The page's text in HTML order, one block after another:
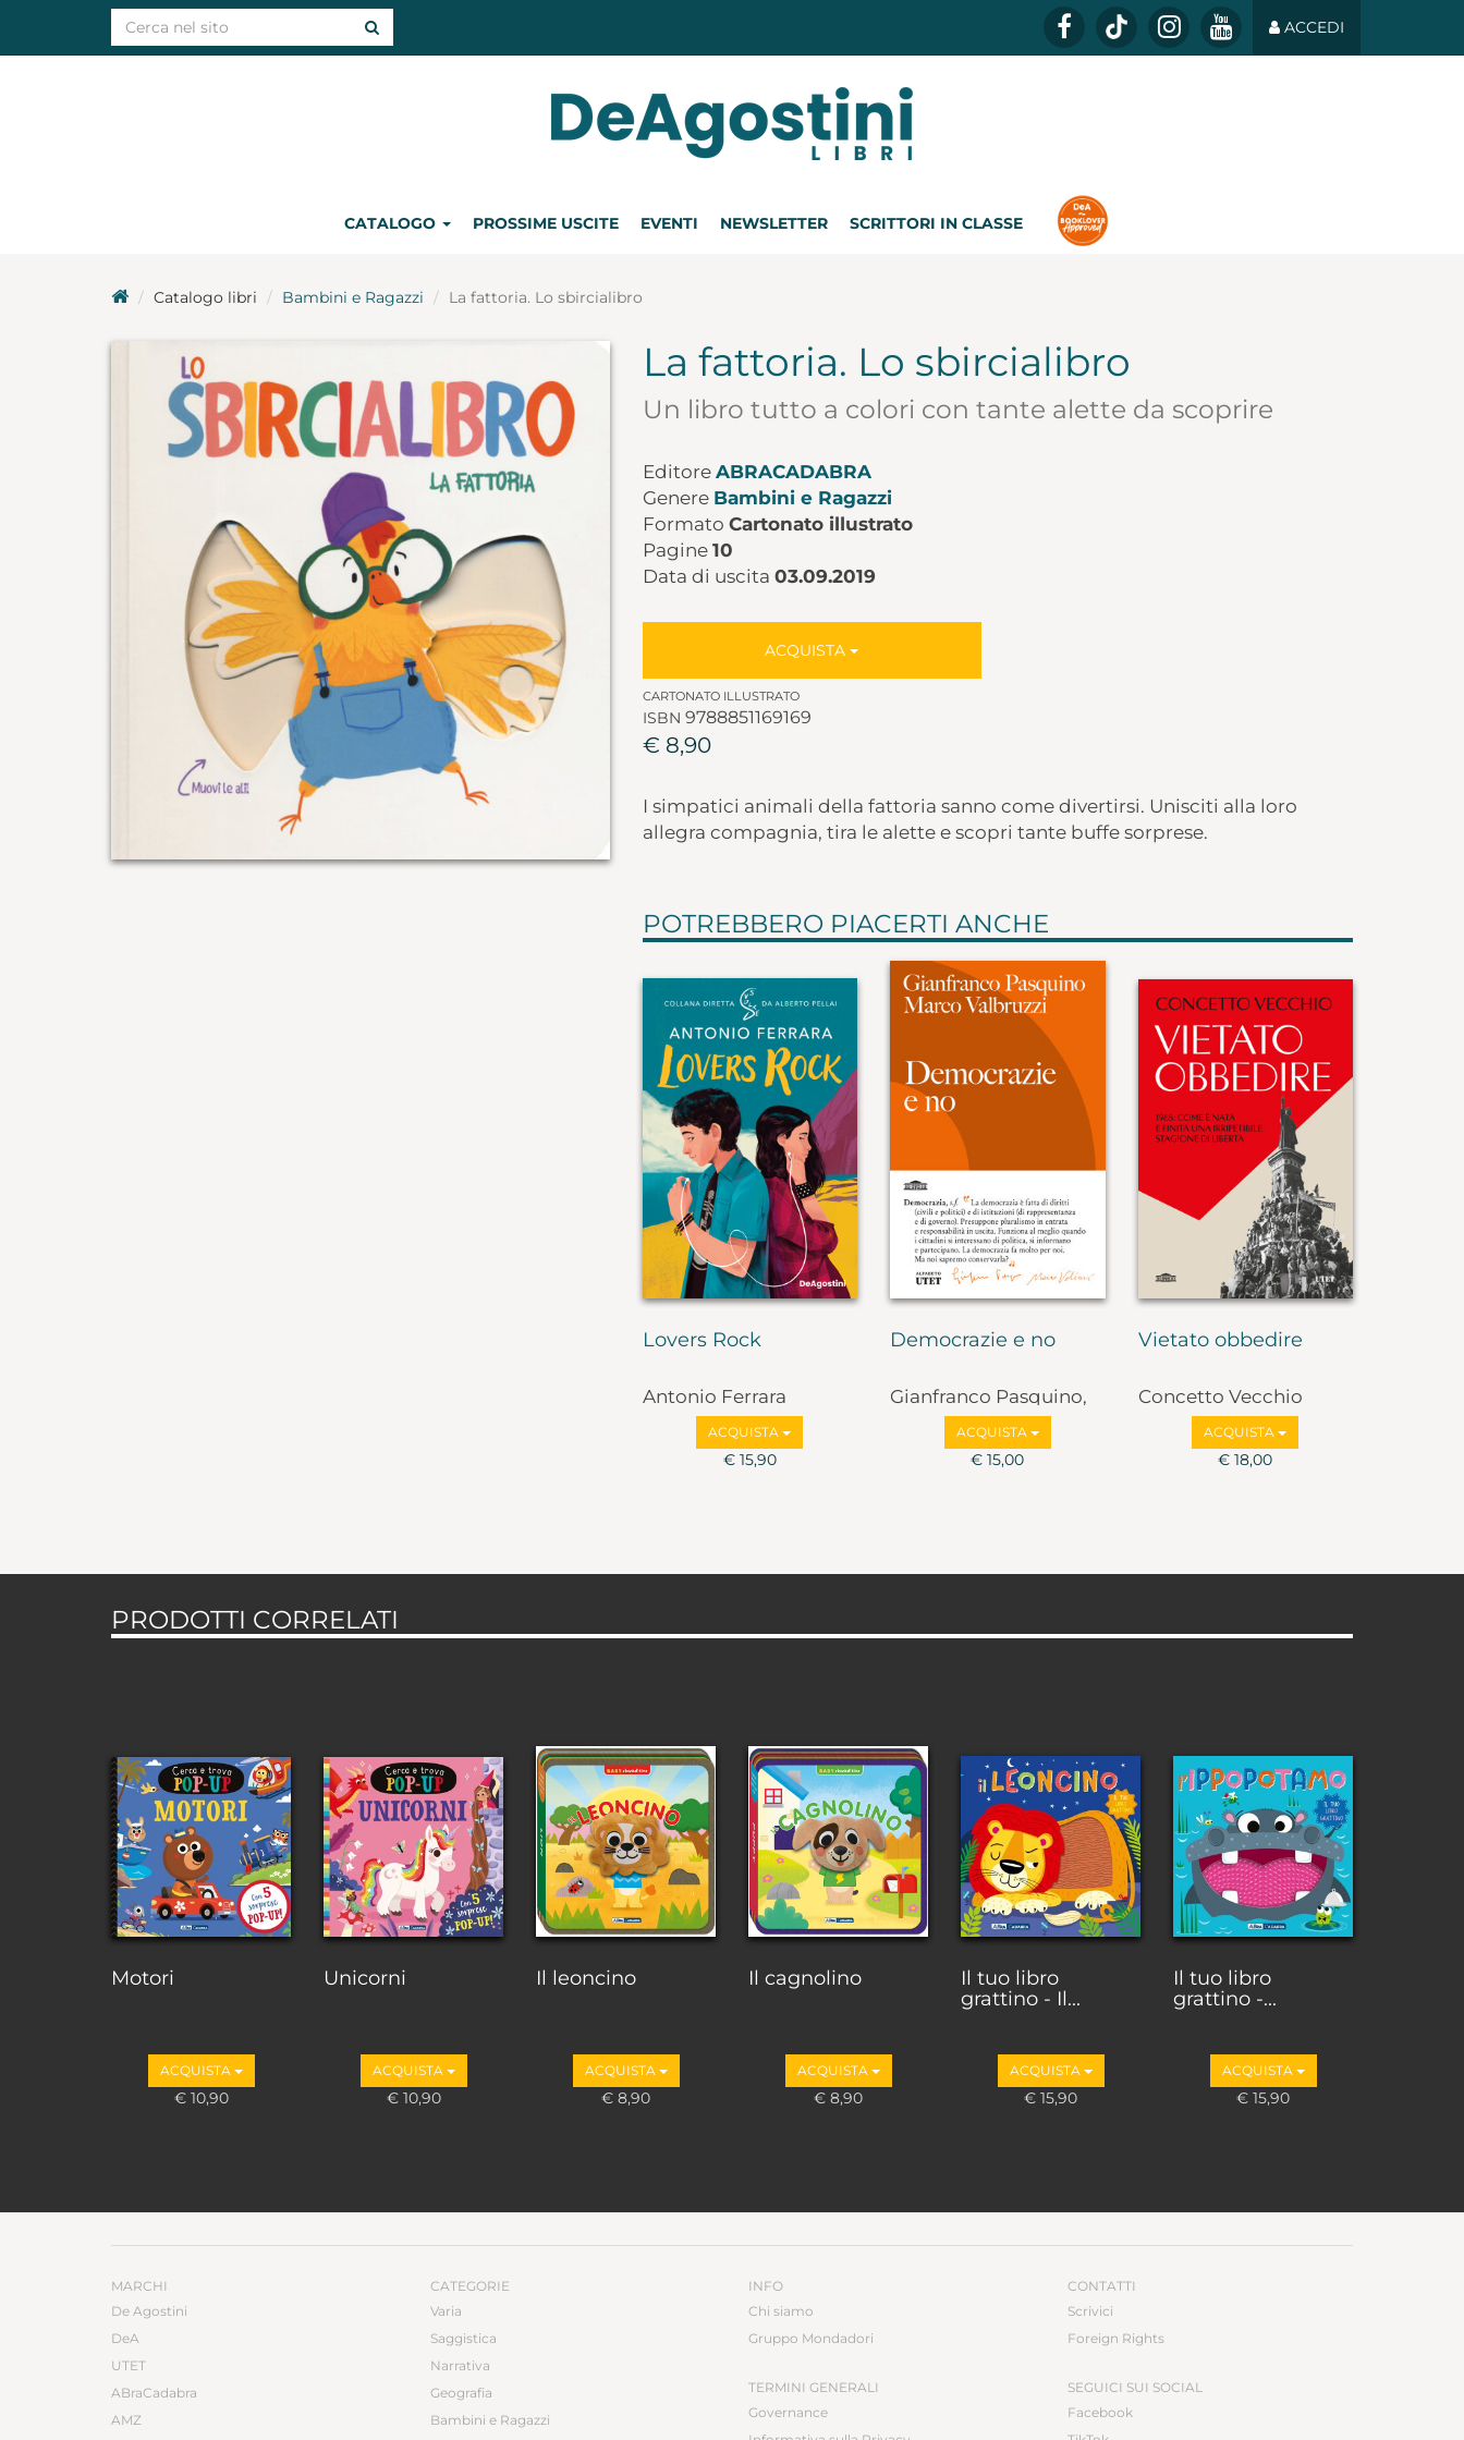
ACCEDI
CATALOGO PROSSIME USCITE EVENTI NEWSLETTER SCRITTORI IN CLASSE
Catalogo libri Bambini e Ragazzi La fattoria. Lo sbircialibro
La fattoria. Lo sbircialibro
Un libro tutto a colori con tante alette da scoprire
Editore ABRACADABRA
Genere Bambini e Ragazzi
Formato Cartonato illustrato
Pagine 10
Data di uscita 03.09.2019
ACQUISTA
CARTONATO ILLUSTRATO
ISBN 9788851169169
€ 8,90
I simpatici animali della fattoria sanno come divertirsi. Unisciti alla loro
allegra compagnia, tira le alette e scopri tante buffe sorprese.
POTREBBERO PIACERTI ANCHE
Lovers Rock
Antonio Ferrara
ACQUISTA
€ 15,90
Democrazie e no
Gianfranco Pasquino,
Marco Valbruzzi
ACQUISTA
€ 15,00
Vietato obbedire
Concetto Vecchio
ACQUISTA
€ 18,00
PRODOTTI CORRELATI
Motori
ACQUISTA
€ 10,90
Unicorni
ACQUISTA
€ 10,90
Il leoncino
ACQUISTA
€ 8,90
Il cagnolino
ACQUISTA
€ 8,90
Il tuo libro
grattino - Il...
ACQUISTA
€ 15,90
Il tuo libro
grattino -...
ACQUISTA
€ 15,90
MARCHI
De Agostini
DeA
UTET
ABraCadabra
AMZ
CATEGORIE
Varia
Saggistica
Narrativa
Geografia
Bambini e Ragazzi
INFO
Chi siamo
Gruppo Mondadori
TERMINI GENERALI
Governance
CONTATTI
Scrivici
Foreign Rights
SEGUICI SUI SOCIAL
Facebook